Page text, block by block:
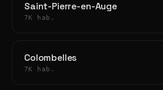
Saint-Pierre-en-Auge
7K hab.
Colombelles
7K hab.